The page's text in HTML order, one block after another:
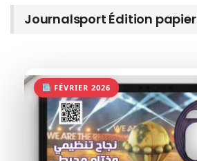
Journalsport Édition papier
FÉVRIER 2026